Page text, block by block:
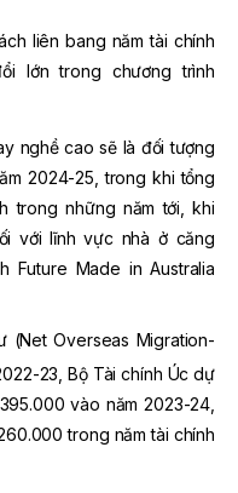
liên bang năm tài chính
lớn trong chương trình
nghề cao sẽ là đối tượng
2024-25, trong khi tổng
trong những năm tới, khi
với lĩnh vực nhà ở căng
Future Made in Australia
(Net Overseas Migration-
23, Bộ Tài chính Úc dự
vào năm 2023-24,
trong năm tài chính